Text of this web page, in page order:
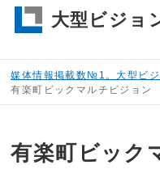
大型ビジョ
媒体情報掲載数№1。大型ビ
有楽町ビックマルチビジョン
有楽町ビック